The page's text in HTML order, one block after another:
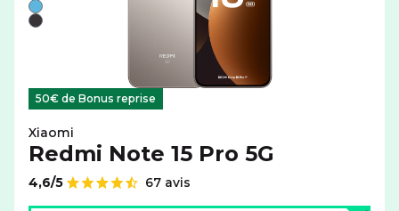
Bleu
Noir
50€ de Bonus reprise
Xiaomi
Redmi Note 15 Pro 5G
Note de
4,6/5
67 avis